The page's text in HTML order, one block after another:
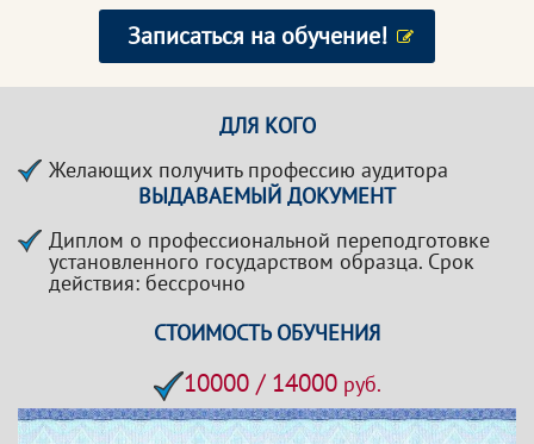
Записаться на обучение!
ДЛЯ КОГО
Желающих получить профессию аудитора
ВЫДАВАЕМЫЙ ДОКУМЕНТ
Диплом о профессиональной переподготовке
установленного государством образца. Срок
действия: бессрочно
СТОИМОСТЬ ОБУЧЕНИЯ
10000 / 14000руб.